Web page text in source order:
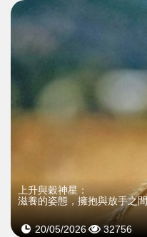
>
上升與穀神星：
滋養的姿態，擁抱與放手之間
20/05/2026 32756